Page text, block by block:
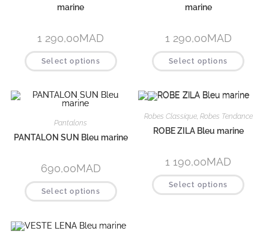
marine
1 290,00MAD
Select options
marine
1 290,00MAD
Select options
Pantalons
PANTALON SUN Bleu marine
690,00MAD
Select options
Robes Classique, Robes Tendance
ROBE ZILA Bleu marine
1 190,00MAD
Select options